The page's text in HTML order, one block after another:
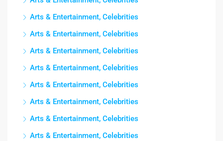
Arts & Entertainment, Celebrities
Arts & Entertainment, Celebrities
Arts & Entertainment, Celebrities
Arts & Entertainment, Celebrities
Arts & Entertainment, Celebrities
Arts & Entertainment, Celebrities
Arts & Entertainment, Celebrities
Arts & Entertainment, Celebrities